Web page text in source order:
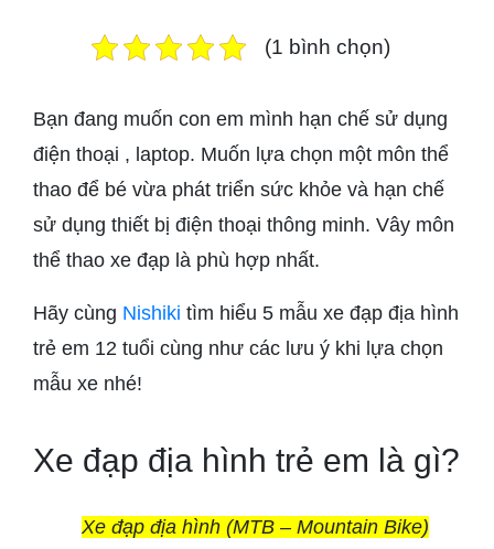
(1 bình chọn)
Bạn đang muốn con em mình hạn chế sử dụng
điện thoại , laptop. Muốn lựa chọn một môn thể
thao để bé vừa phát triển sức khỏe và hạn chế
sử dụng thiết bị điện thoại thông minh. Vây môn
thể thao xe đạp là phù hợp nhất.
Hãy cùng Nishiki tìm hiểu 5 mẫu xe đạp địa hình
trẻ em 12 tuổi cùng như các lưu ý khi lựa chọn
mẫu xe nhé!
Xe đạp địa hình trẻ em là gì?
Xe đạp địa hình (MTB – Mountain Bike)